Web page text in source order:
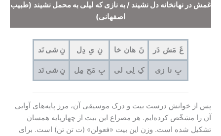
غمش در نهانخانه دل نشیند / به نازی که لیلی به محمل نشیند (طبیب
اصفهانی)
غَ مَش دَر نَ هان خا نِ یِ دِل نِ شی نَد
بِ نا زی کِ لِی لی بِ مَح مِل نِ شی نَد
پس از خوانش درست بیت و درک موسیقی آن، مرز پایه‌های آوایی
آن را مشخّص کرده‌ایم. هر مصراع این بیت از چهارپایه همسان
تشکیل شده است. وزن این بیت «فعولن» (ت تن تن) است. برای